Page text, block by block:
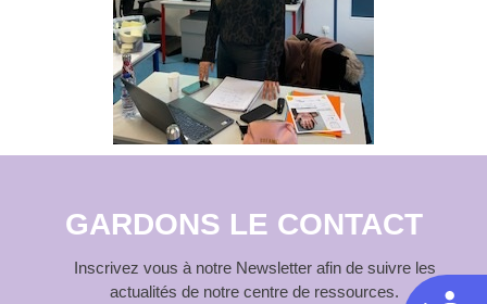
GARDONS LE CONTACT
Inscrivez vous à notre Newsletter afin de suivre les
actualités de notre centre de ressources.